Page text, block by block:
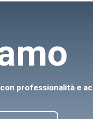
professionalità e